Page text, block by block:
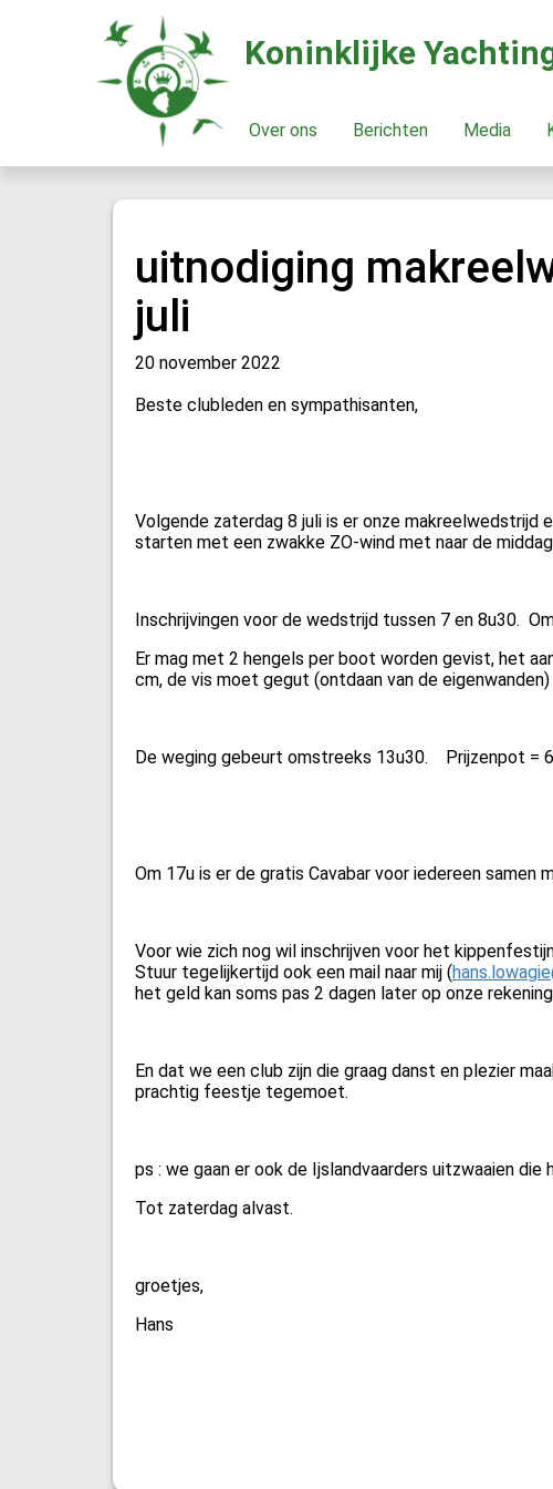
Koninklijke
Over ons Berichten Media
uitnodiging
juli
20 november 2022
Beste clubleden en sympathisanten,
Volgende zaterdag 8 juli is er onze
starten met een zwakke ZO-wind met naar de
Inschrijvingen voor de wedstrijd tussen 7 en 8u30.
Er mag met 2 hengels per boot worden gevist, het
cm, de vis moet gegut (ontdaan van de
De weging gebeurt omstreeks 13u30. Prijzenpot =
Om 17u is er de gratis Cavabar voor iedereen samen
Voor wie zich nog wil inschrijven voor het
Stuur tegelijkertijd ook een mail naar mij (
het geld kan soms pas 2 dagen later op onze
En dat we een club zijn die graag danst en plezier
prachtig feestje tegemoet.
ps : we gaan er ook de Ijslandvaarders uitzwaaien
Tot zaterdag alvast.
groetjes,
Hans